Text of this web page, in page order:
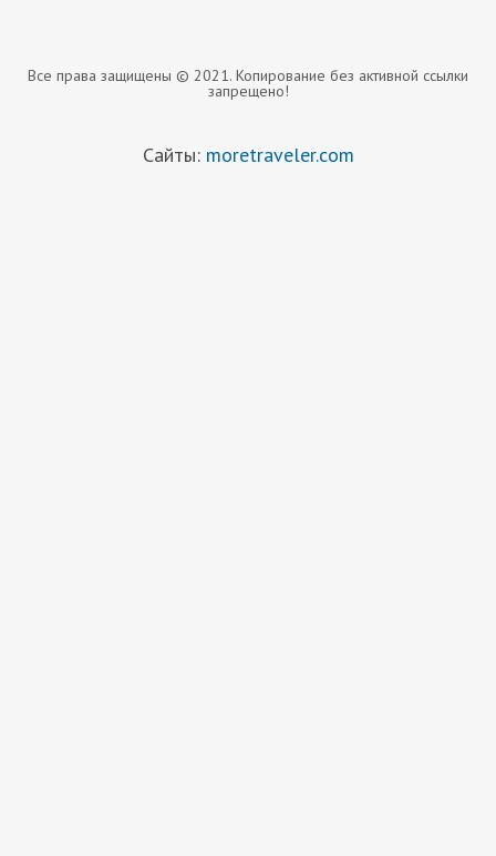
Все права защищены © 2021. Копирование без активной ссылки
запрещено!
Сайты: moretraveler.com